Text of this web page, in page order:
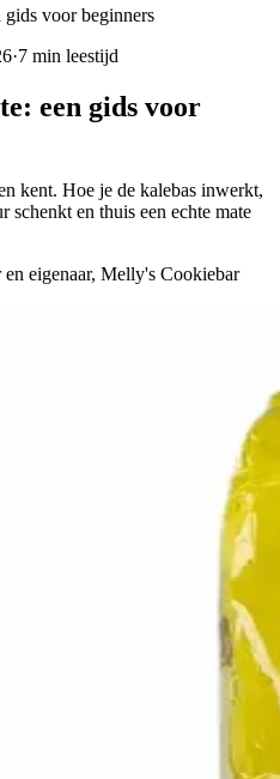
gids voor beginners
·7 min leestijd
een gids voor
kent. Hoe je de kalebas inwerkt,
schenkt en thuis een echte mate
eigenaar, Melly's Cookiebar